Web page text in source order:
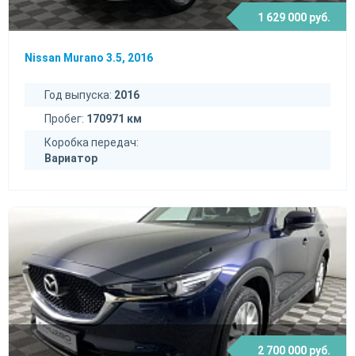
1 629 000 руб.
Nissan Murano 3.5, 2016
Год выпуска: 2016
Пробег: 170971 км
Коробка передач:
Вариатор
2 700 000 руб.